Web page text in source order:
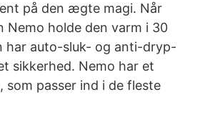
på den ægte magi. Når
Nemo holde den varm i 30
har auto-sluk- og anti-dryp-
sikkerhed. Nemo har et
som passer ind i de fleste